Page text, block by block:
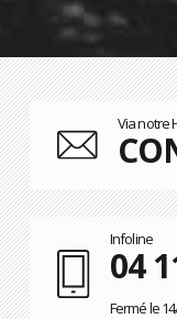
Via notre
Infoline
04
Fermé le